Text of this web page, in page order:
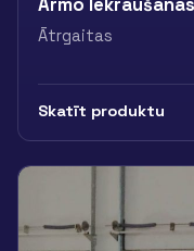
Ātrgaitas
Skatīt produktu